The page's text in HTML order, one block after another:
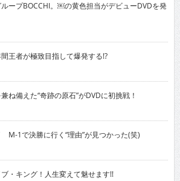
ープBOCCHI。￼の黄色担当がデビューDVDを発
王者が極致目指して爆発する!?
ね備えた“奇跡の原石”がDVDに初挑戦！
M-1で決勝に行く“理由”が見つかった(笑)
・キング！人生変えて魅せます!!